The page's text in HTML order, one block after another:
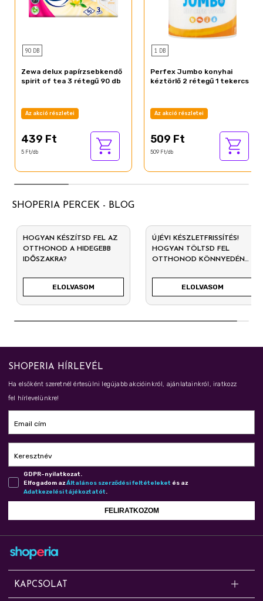
90 DB
Zewa delux papírzsebkendő
spirit of tea 3 rétegű 90 db
Az akció részletei
439 Ft
5 Ft/db
1 DB
Perfex Jumbo konyhai
kéztörlő 2 rétegű 1 tekercs
Az akció részletei
509 Ft
509 Ft/db
SHOPERIA PERCEK - BLOG
HOGYAN KÉSZÍTSD FEL AZ
OTTHONOD A HIDEGEBB
IDŐSZAKRA?
ELOLVASOM
ÚJÉVI KÉSZLETFRISSÍTÉS!
HOGYAN TÖLTSD FEL
OTTHONOD KÖNNYEDÉN
ELOLVASOM
SHOPERIA HÍRLEVÉL
Ha elsőként szeretnél értesülni legújabb akcióinkról, ajánlatainkról, iratkozz
fel hírlevelünkre!
Email cím
Keresztnév
GDPR-nyilatkozat.
Elfogadom azÁl­ta­lá­nos szer­ző­dé­si fel­té­te­le­ket és az
Adat­ke­ze­lé­si tá­jé­koz­ta­tót.
FELIRATKOZOM
KAPCSOLAT